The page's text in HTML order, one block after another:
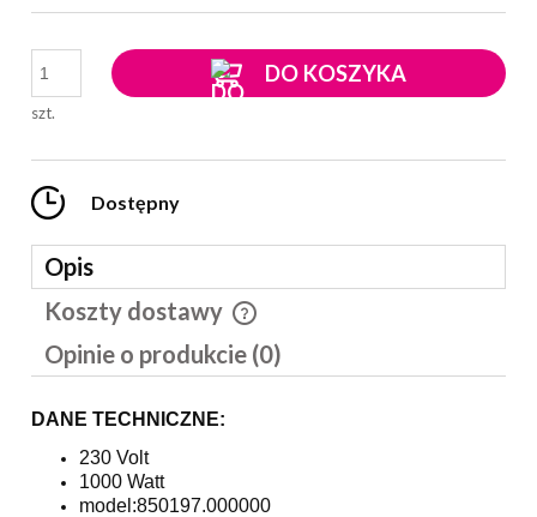
szt.
DO KOSZYKA
Dostępny
Opis
Koszty dostawy
Cena nie zawiera ewentualnych kosztów płatności
Opinie o produkcie (0)
DANE TECHNICZNE:
230 Volt
1000 Watt
model:850197.000000